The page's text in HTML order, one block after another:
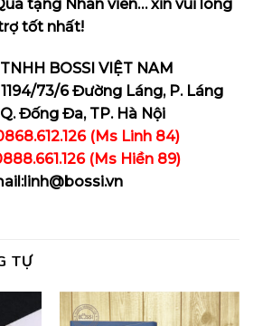
tặng Nhân viên… xin vui lòng
tốt nhất!
BOSSI VIỆT NAM
73/6 Đường Láng, P. Láng
Đống Đa, TP. Hà Nội
(Ms Linh 84)
(Ms Hiền 89)
TỰ